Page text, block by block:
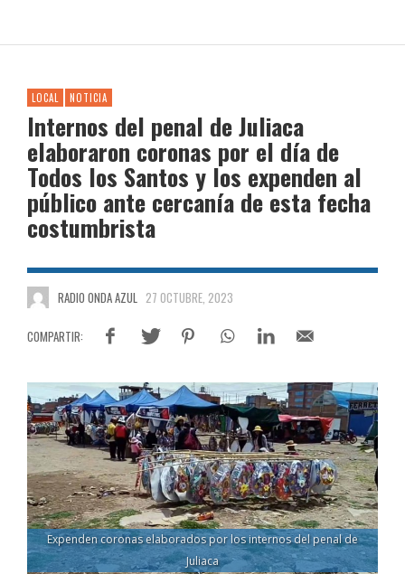
LOCAL NOTICIA
Internos del penal de Juliaca
elaboraron coronas por el día de
Todos los Santos y los expenden al
público ante cercanía de esta fecha
costumbrista
RADIO ONDA AZUL 27 OCTUBRE, 2023
Expenden coronas elaborados por los internos del penal de
Juliaca